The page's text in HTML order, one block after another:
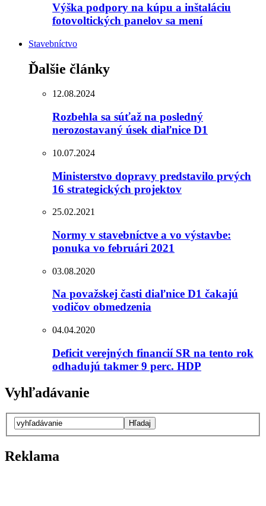
Výška podpory na kúpu a inštaláciu
fotovoltických panelov sa mení
Stavebníctvo
Ďalšie články
12.08.2024
Rozbehla sa súťaž na posledný
nerozostavaný úsek diaľnice D1
10.07.2024
Ministerstvo dopravy predstavilo prvých
16 strategických projektov
25.02.2021
Normy v stavebníctve a vo výstavbe:
ponuka vo februári 2021
03.08.2020
Na považskej časti diaľnice D1 čakajú
vodičov obmedzenia
04.04.2020
Deficit verejných financií SR na tento rok
odhadujú takmer 9 perc. HDP
Vyhľadávanie
Reklama